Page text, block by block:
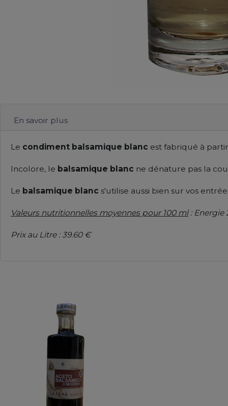
En savoir plus
Le condiment balsamique blanc est fabriqué à
Incolore, le balsamique blanc ne dénature pas la
Le balsamique blanc s'utilise aussi bien sur vos
Valeurs nutritionnelles moyennes pour 100 ml: Energie
Prix au Litre : 39.60 €